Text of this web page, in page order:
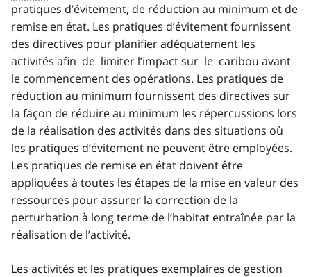
pratiques d’évitement, de réduction au minimum et de
remise en état. Les pratiques d’évitement fournissent
des directives pour planifier adéquatement les
activités afin de limiter l’impact sur le caribou avant
le commencement des opérations. Les pratiques de
réduction au minimum fournissent des directives sur
la façon de réduire au minimum les répercussions lors
de la réalisation des activités dans des situations où
les pratiques d’évitement ne peuvent être employées.
Les pratiques de remise en état doivent être
appliquées à toutes les étapes de la mise en valeur des
ressources pour assurer la correction de la
perturbation à long terme de l’habitat entraînée par la
réalisation de l’activité.
Les activités et les pratiques exemplaires de gestion